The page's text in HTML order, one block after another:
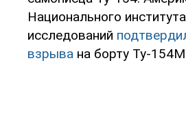
Национального
исследований
взрыва на борту Ту-